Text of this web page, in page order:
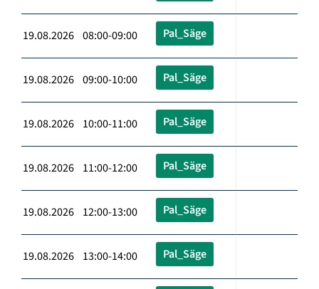
19.08.2026 08:00-09:00 Pal_Säge
19.08.2026 09:00-10:00 Pal_Säge
19.08.2026 10:00-11:00 Pal_Säge
19.08.2026 11:00-12:00 Pal_Säge
19.08.2026 12:00-13:00 Pal_Säge
19.08.2026 13:00-14:00 Pal_Säge